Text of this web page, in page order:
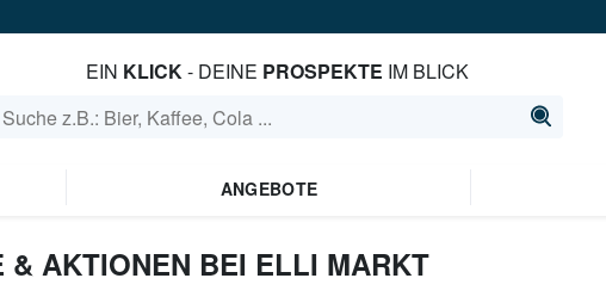
EIN KLICK- DEINE PROSPEKTE IM BLICK
ANGEBOTE
& AKTIONEN BEI ELLI MARKT